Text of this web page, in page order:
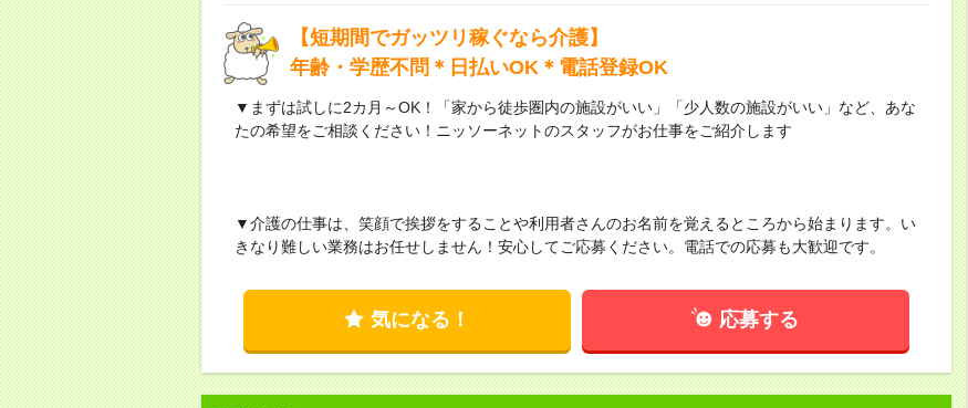
【短期間でガッツリ稼ぐなら介護】
年齢・学歴不問＊日払いOK＊電話登録OK
▼まずは試しに2カ月～OK！「家から徒歩圏内の施設がいい」「少人数の施設がいい」など、あな
たの希望をご相談ください！ニッソーネットのスタッフがお仕事をご紹介します
▼介護の仕事は、笑顔で挨拶をすることや利用者さんのお名前を覚えるところから始まります。い
きなり難しい業務はお任せしません！安心してご応募ください。電話での応募も大歓迎です。
気になる！ 応募する